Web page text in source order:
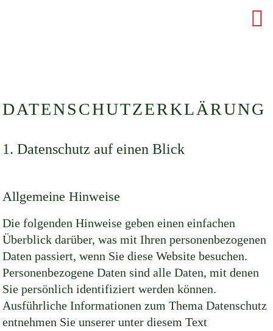
DATENSCHUTZERKLÄRUNG
1. Datenschutz auf einen Blick
Allgemeine Hinweise
Die folgenden Hinweise geben einen einfachen
Überblick darüber, was mit Ihren personenbezogenen
Daten passiert, wenn Sie diese Website besuchen.
Personenbezogene Daten sind alle Daten, mit denen
Sie persönlich identifiziert werden können.
Ausführliche Informationen zum Thema Datenschutz
entnehmen Sie unserer unter diesem Text